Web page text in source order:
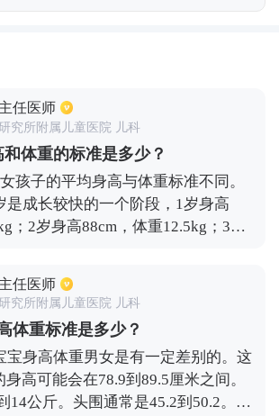
主任医师
究所附属儿童医院 儿科
体重的标准是多少？
孩子的平均身高与体重标准不同。
是成长较快的一个阶段，1岁身高
；2岁身高88cm，体重12.5kg；3岁
，体重17kg；5岁身高111cm，体
117cm，体重21kg；7岁到12岁是一
段，分别是7岁身高124cm，体重
，体重27kg；9岁身高135cm，
身高140cm，体重34kg；11岁身高
；12岁身高152cm，体重42kg。女
身高与体重标准是：1岁身高
主任医师
究所附属儿童医院 儿科
体重标准是多少？
宝身高体重男女是有一定差别的。这
高可能会在78.9到89.5厘米之间。
14公斤。头围通常是45.2到50.2。女